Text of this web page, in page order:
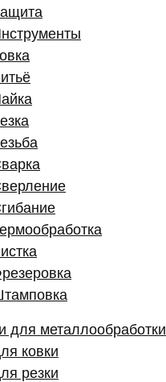
для металлообработки
ковки
резки